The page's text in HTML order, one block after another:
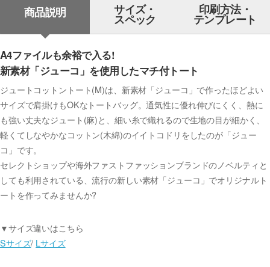
商品説明 サイズ・
スペック
印刷方法・
テンプレート
A4ファイルも余裕で入る!
新素材「ジューコ」を使用したマチ付トート
ジュートコットントート(M)は、新素材「ジューコ」で作ったほどよい
サイズで肩掛けもOKなトートバッグ。通気性に優れ伸びにくく、熱に
も強い丈夫なジュート(麻)と、細い糸で織れるので生地の目が細かく、
軽くてしなやかなコットン(木綿)のイイトコドリをしたのが「ジュー
コ」です。
セレクトショップや海外ファストファッションブランドのノベルティと
しても利用されている、流行の新しい素材「ジューコ」でオリジナルト
ートを作ってみませんか?
▼サイズ違いはこちら
Sサイズ/ Lサイズ